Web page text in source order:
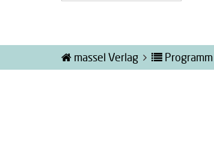
massel Verlag Programm